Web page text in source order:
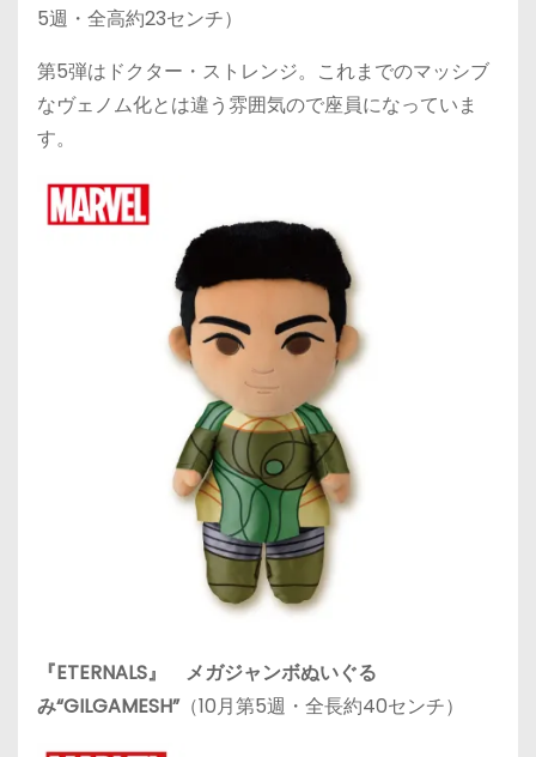
5週・全高約23センチ）
第5弾はドクター・ストレンジ。これまでのマッシブ
なヴェノム化とは違う雰囲気ので座員になっていま
す。
『ETERNALS』 メガジャンボぬいぐる
み“GILGAMESH”（10月第5週・全長約40センチ）